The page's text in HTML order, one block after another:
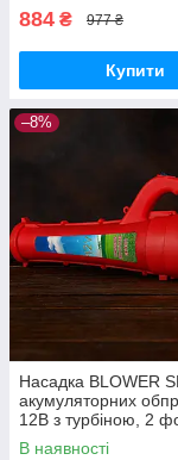
884 ₴ 977 ₴
Купити
–8%
Насадка BLOWER
акумуляторних
12В з турбіною, 2
дальність до 6 м
В наявності